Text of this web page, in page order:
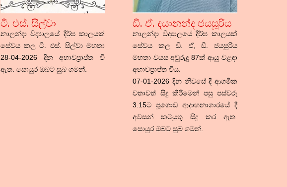
ටී. එස්. සිල්වා
නාලන්දා විද්‍යාලයේ දීර්ඝ කාලයක්
සේවය කල ටී. එස්. සිල්වා මහතා
28-04-2026 දින අභාවප්‍රාප්ත වී
ඇත. සොයුර ඔබට සුබ ගමන්.
ඩී. ඒ. දයානන්ද ජයසූරිය
නාලන්දා විද්‍යාලයේ දීර්ඝ කාලයක්
සේවය කල ඩී. ඒ, ඩී. ජයසූරිය
මහතා වයස අවුරුදු 87ක් ආයු වළඳා
අභාවප්‍රාප්ත විය.
07-01-2026 දින නිවසේ දී ආගමික
වතාවත් සිදු කිරීමෙන් පසු පස්වරු
3.15ට පූගොඩ ආදාහනාගාරයේ දී
අවසන් කටයුතු සිදු කර ඇත.
සොයුර ඔබට සුබ ගමන්.